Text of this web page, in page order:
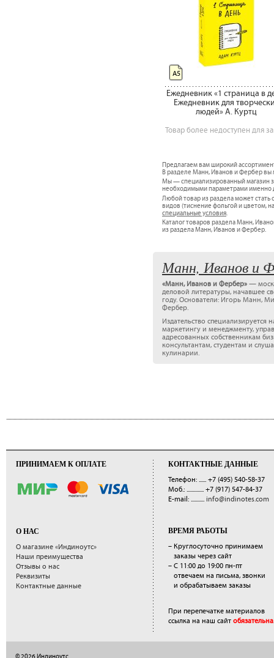
Ежедневник «1 страница в
Ежедневник для
людей» А. Куртц
Товар более недоступен для
А5
Предлагаем вам широкий
В разделе Манн, Иванов и Фербер вы
Мы — специализированный магазин
необходимыми параметрами именно
Любой товар из раздела может
видов (тиснение фольгой и цветом,
специальные условия.
Каталог товаров раздела Манн,
из раздела Манн, Иванов и Фербер.
Манн, Иванов и
«Манн, Иванов и Фербер» —
деловой литературы, начавшее
году. Основатели: Игорь Манн,
Фербер.
Издательство специализируется
маркетингу и менеджменту,
адресованных собственникам
консультантам, студентам и
кулинарии.
ПРИНИМАЕМ К ОПЛАТЕ
О НАС
О магазине «Индиноутс»
Наши преимущества
Отзывы о нас
Реквизиты
Контактные данные
КОНТАКТНЫЕ ДАННЫЕ
Телефон: ...... +7 (495) 540-58-37
Моб.: .............. +7 (917) 547-84-37
E-mail: ........... info@indinotes.com
ВРЕМЯ РАБОТЫ
– Круглосуточно принимаем
заказы через сайт
– С 11:00 до 19:00 пн-пт
отвечаем на письма, звонки
и обрабатываем заказы
При перепечатке материалов
ссылка на наш сайт обязательна.